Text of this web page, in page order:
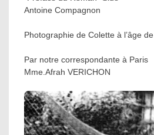
Antoine Compagnon
Photographie de Colette à l’âge
Par notre correspondante à Paris
Mme.Afrah VERICHON